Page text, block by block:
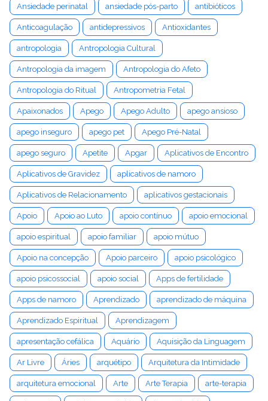
Ansiedade perinatal ansiedade pós-parto antibióticos
Anticoagulação antidepressivos Antioxidantes
antropologia Antropologia Cultural
Antropologia da imagem Antropologia do Afeto
Antropologia do Ritual Antropometria Fetal
Apaixonados Apego Apego Adulto apego ansioso
apego inseguro apego pet Apego Pré-Natal
apego seguro Apetite Apgar Aplicativos de Encontro
Aplicativos de Gravidez aplicativos de namoro
Aplicativos de Relacionamento aplicativos gestacionais
Apoio Apoio ao Luto apoio contínuo apoio emocional
apoio espiritual apoio familiar apoio mútuo
Apoio na concepção Apoio parceiro apoio psicológico
apoio psicossocial apoio social Apps de fertilidade
Apps de namoro Aprendizado aprendizado de máquina
Aprendizado Espiritual Aprendizagem
apresentação cefálica Aquário Aquisição da Linguagem
Ar Livre Áries arquétipo Arquitetura da Intimidade
arquitetura emocional Arte Arte Terapia arte-terapia